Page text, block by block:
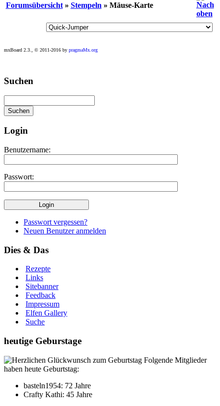
Forumsübersicht» Stempeln » Mäuse-Karte
mxBoard 2.3., © 2011-2016 by pragmaMx.org
Play
best
casino
at
site
https://onlineslots.money/
Suchen
Login
Benutzername:
Passwort:
Passwort vergessen?
Neuen Benutzer anmelden
Dies & Das
Rezepte
Links
Sitebanner
Feedback
Impressum
Elfen Gallery
Suche
heutige Geburstage
Folgende Mitglieder
haben heute Geburtstag:
basteln1954: 72 Jahre
Crafty Kathi: 45 Jahre